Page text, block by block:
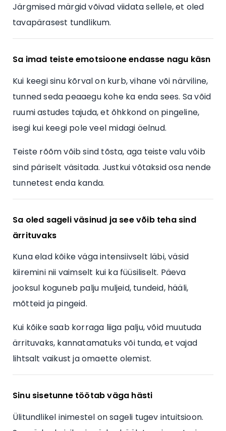
Järgmised märgid võivad viidata sellele, et oled
tavapärasest tundlikum.
Sa imad teiste emotsioone endasse nagu käsn
Kui keegi sinu kõrval on kurb, vihane või närviline,
tunned seda peaaegu kohe ka enda sees. Sa võid
ruumi astudes tajuda, et õhkkond on pingeline,
isegi kui keegi pole veel midagi öelnud.
Teiste rõõm võib sind tõsta, aga teiste valu võib
sind päriselt väsitada. Justkui võtaksid osa nende
tunnetest enda kanda.
Sa oled sageli väsinud ja see võib teha sind
ärrituvaks
Kuna elad kõike väga intensiivselt läbi, väsid
kiiremini nii vaimselt kui ka füüsiliselt. Päeva
jooksul koguneb palju muljeid, tundeid, hääli,
mõtteid ja pingeid.
Kui kõike saab korraga liiga palju, võid muutuda
ärrituvaks, kannatamatuks või tunda, et vajad
lihtsalt vaikust ja omaette olemist.
Sinu sisetunne töötab väga hästi
Ülitundlikel inimestel on sageli tugev intuitsioon.